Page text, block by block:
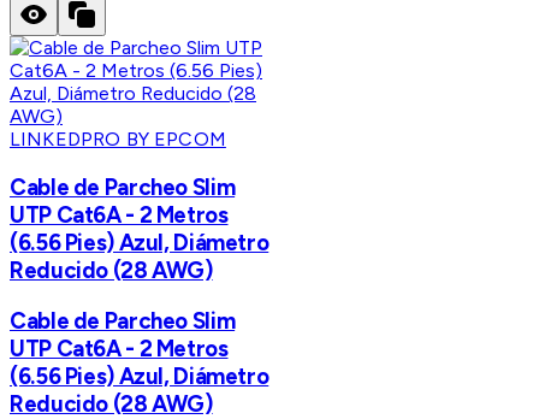
LINKEDPRO BY EPCOM
Cable de Parcheo Slim
UTP Cat6A - 2 Metros
(6.56 Pies) Azul, Diámetro
Reducido (28 AWG)
Cable de Parcheo Slim
UTP Cat6A - 2 Metros
(6.56 Pies) Azul, Diámetro
Reducido (28 AWG)